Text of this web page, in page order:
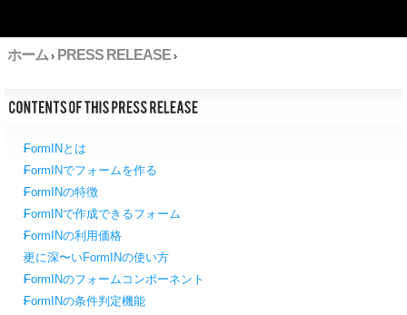
ホーム› PRESS RELEASE ›
FormINとは
FormINでフォームを作る
FormINの特徴
FormINで作成できるフォーム
FormINの利用価格
更に深〜いFormINの使い方
FormINのフォームコンポーネント
FormINの条件判定機能